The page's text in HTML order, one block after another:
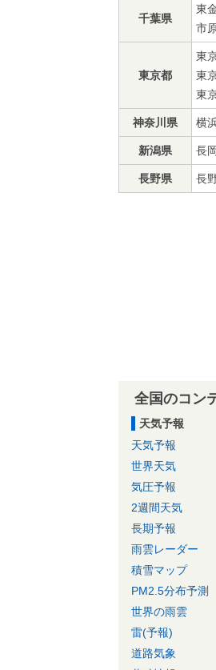
千葉県
東
市
東京都
東
東
東
神奈川県 横
新潟県 長
長野県 長
全国のコン
天気予報
天気予報
世界天気
気圧予報
2週間天気
長期予報
雨雲レーダー
積雪マップ
PM2.5分布予測
世界の雨雲
雷(予報)
道路気象